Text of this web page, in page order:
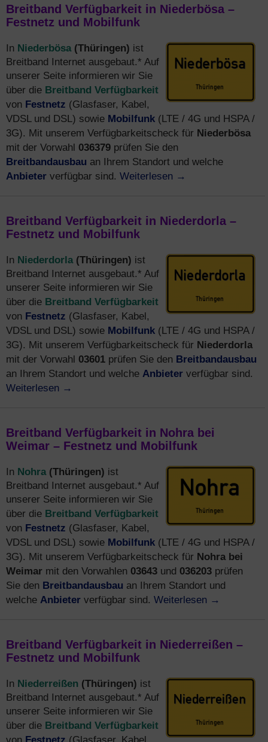
Breitband Verfügbarkeit in Niederbösa –
Festnetz und Mobilfunk
In Niederbösa (Thüringen) ist
Breitband Internet ausgebaut.* Auf
unserer Seite informieren wir Sie
über die Breitband Verfügbarkeit
von Festnetz (Glasfaser, Kabel,
VDSL und DSL) sowie Mobilfunk (LTE / 4G und HSPA /
3G). Mit unserem Verfügbarkeitscheck für Niederbösa
mit der Vorwahl 036379 prüfen Sie den
Breitbandausbau an Ihrem Standort und welche
Anbieter verfügbar sind. Weiterlesen →
Breitband Verfügbarkeit in Niederdorla –
Festnetz und Mobilfunk
In Niederdorla (Thüringen) ist
Breitband Internet ausgebaut.* Auf
unserer Seite informieren wir Sie
über die Breitband Verfügbarkeit
von Festnetz (Glasfaser, Kabel,
VDSL und DSL) sowie Mobilfunk (LTE / 4G und HSPA /
3G). Mit unserem Verfügbarkeitscheck für Niederdorla
mit der Vorwahl 03601 prüfen Sie den Breitbandausbau
an Ihrem Standort und welche Anbieter verfügbar sind.
Weiterlesen →
Breitband Verfügbarkeit in Nohra bei
Weimar – Festnetz und Mobilfunk
In Nohra (Thüringen) ist
Breitband Internet ausgebaut.* Auf
unserer Seite informieren wir Sie
über die Breitband Verfügbarkeit
von Festnetz (Glasfaser, Kabel,
VDSL und DSL) sowie Mobilfunk (LTE / 4G und HSPA /
3G). Mit unserem Verfügbarkeitscheck für Nohra bei
Weimar mit den Vorwahlen 03643 und 036203 prüfen
Sie den Breitbandausbau an Ihrem Standort und
welche Anbieter verfügbar sind. Weiterlesen →
Breitband Verfügbarkeit in Niederreißen –
Festnetz und Mobilfunk
In Niederreißen (Thüringen) ist
Breitband Internet ausgebaut.* Auf
unserer Seite informieren wir Sie
über die Breitband Verfügbarkeit
Festnetz